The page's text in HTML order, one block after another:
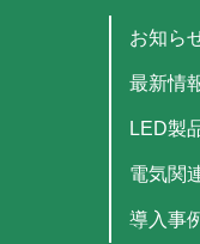
お知ら
最新情
LED製
電気関
導入事